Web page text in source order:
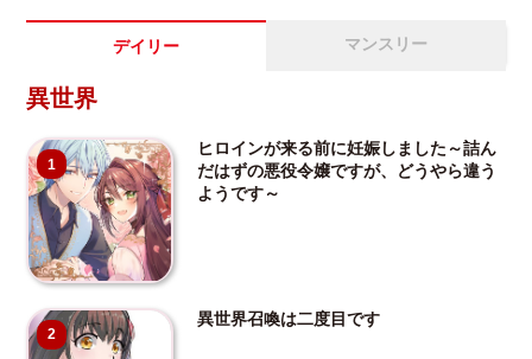
デイリー マンスリー
異世界
1
ヒロインが来る前に妊娠しました～詰ん
だはずの悪役令嬢ですが、どうやら違う
ようです～
2
異世界召喚は二度目です